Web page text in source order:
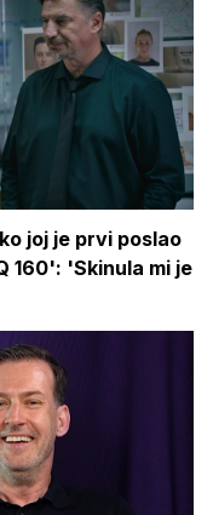
joj je prvi poslao
160': 'Skinula mi je